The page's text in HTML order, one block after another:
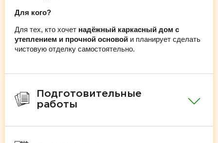
Для кого?
Для тех, кто хочет надёжный каркасный дом с
утеплением и прочной основой и планирует сделать
чистовую отделку самостоятельно.
Подготовительные
работы